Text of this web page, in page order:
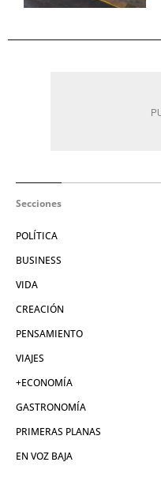
Secciones
POLÍTICA
BUSINESS
VIDA
CREACIÓN
PENSAMIENTO
VIAJES
+ECONOMÍA
GASTRONOMÍA
PRIMERAS PLANAS
EN VOZ BAJA